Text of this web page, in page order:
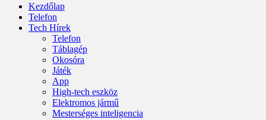
Kezdőlap
Telefon
Tech Hírek
Telefon
Táblagép
Okosóra
Játék
App
High-tech eszköz
Elektromos jármű
Mesterséges inteligencia